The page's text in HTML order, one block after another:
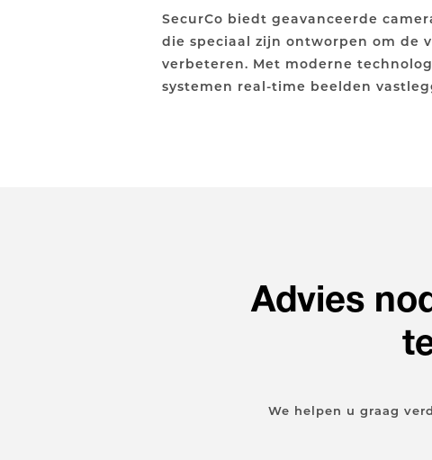
SecurCo biedt geavanceerde
die speciaal zijn ontworpen om de
verbeteren. Met moderne
systemen real-time beelden
monitoren. Dit stelt bewoners en
scherp oog te houden op hun
Advies
We helpen u graag